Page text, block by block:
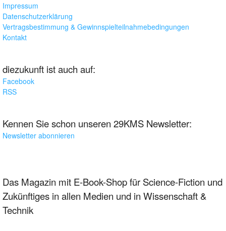
Impressum
Datenschutzerklärung
Vertragsbestimmung & Gewinnspielteilnahmebedingungen
Kontakt
diezukunft ist auch auf:
Facebook
RSS
Kennen Sie schon unseren 29KMS Newsletter:
Newsletter abonnieren
Das Magazin mit E-Book-Shop für Science-Fiction und
Zukünftiges in allen Medien und in Wissenschaft &
Technik